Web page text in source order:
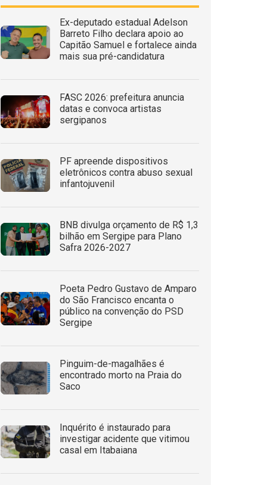
Ex-deputado estadual Adelson
Barreto Filho declara apoio ao
Capitão Samuel e fortalece ainda
mais sua pré-candidatura
FASC 2026: prefeitura anuncia
datas e convoca artistas
sergipanos
PF apreende dispositivos
eletrônicos contra abuso sexual
infantojuvenil
BNB divulga orçamento de R$ 1,3
bilhão em Sergipe para Plano
Safra 2026-2027
Poeta Pedro Gustavo de Amparo
do São Francisco encanta o
público na convenção do PSD
Sergipe
Pinguim-de-magalhães é
encontrado morto na Praia do
Saco
Inquérito é instaurado para
investigar acidente que vitimou
casal em Itabaiana